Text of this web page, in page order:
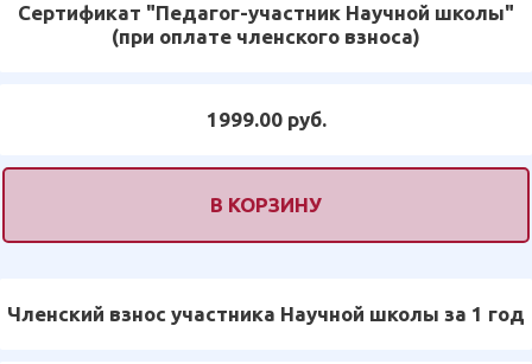
Сертификат "Педагог-участник Научной школы"
(при оплате членского взноса)
1999.00 руб.
В КОРЗИНУ
Членский взнос участника Научной школы за 1 год